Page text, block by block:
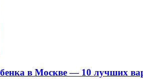
в Москве — 10 лучших